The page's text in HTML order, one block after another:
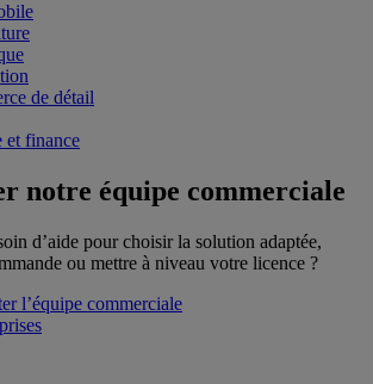
de détail
et finance
notre équipe commerciale
d’aide pour choisir la solution adaptée,
ou mettre à niveau votre licence ?
l’équipe commerciale